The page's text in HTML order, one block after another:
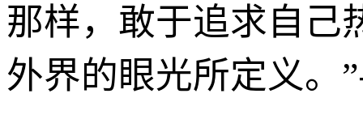
那样，敢于追求自己
外界的眼光所定义。